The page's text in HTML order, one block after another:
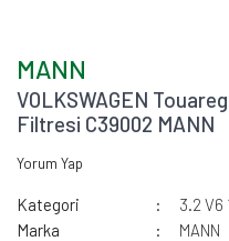
MANN
VOLKSWAGEN
Filtresi C39002 MANN
Yorum Yap
Kategori
3.2 V6
Marka
MANN